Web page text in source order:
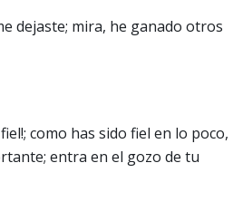
dejaste; mira, he ganado otros
como has sido fiel en lo poco,
entra en el gozo de tu